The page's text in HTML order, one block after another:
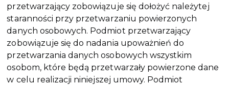
przetwarzający zobowiązuje się dołożyć należytej
staranności przy przetwarzaniu powierzonych
danych osobowych. Podmiot przetwarzający
zobowiązuje się do nadania upoważnień do
przetwarzania danych osobowych wszystkim
osobom, które będą przetwarzały powierzone dane
w celu realizacji niniejszej umowy. Podmiot